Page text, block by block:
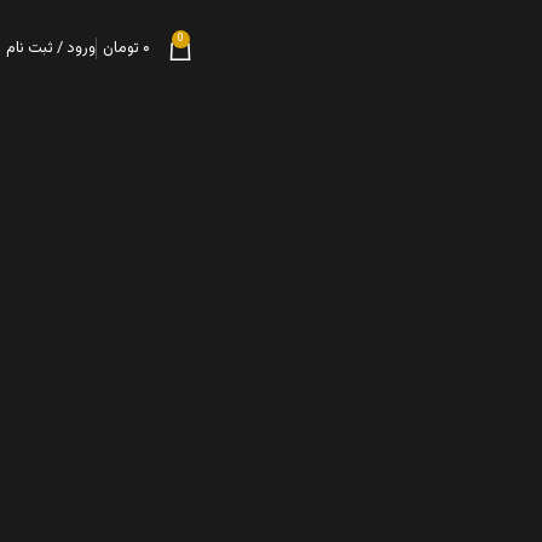
0 ۰ تومان ورود / ثبت نام